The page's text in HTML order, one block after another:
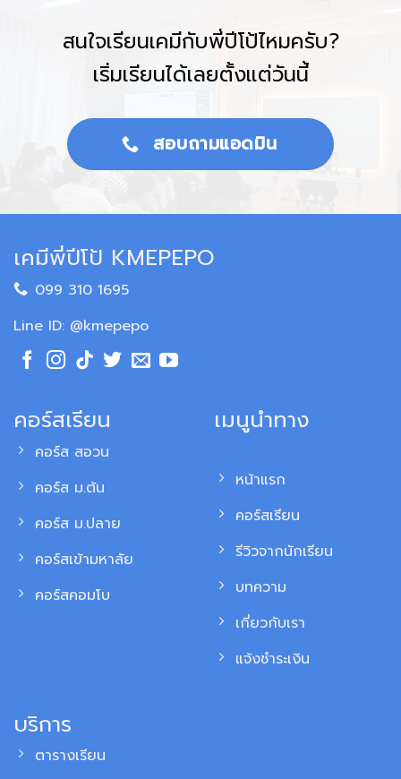
สนใจเรียนเคมีกับพี่ปีโป้ไหมครับ?
เริ่มเรียนได้เลยตั้งแต่วันนี้
สอบถามแอดมิน
เคมีพี่ปีโป้ KMEPEPO
099 310 1695
Line ID: @kmepepo
คอร์สเรียน
คอร์ส สอวน
คอร์ส ม.ต้น
คอร์ส ม.ปลาย
คอร์สเข้ามหาลัย
คอร์สคอมโบ
เมนูนำทาง
หน้าแรก
คอร์สเรียน
รีวิวจากนักเรียน
บทความ
เกี่ยวกับเรา
แจ้งชำระเงิน
บริการ
ตารางเรียน